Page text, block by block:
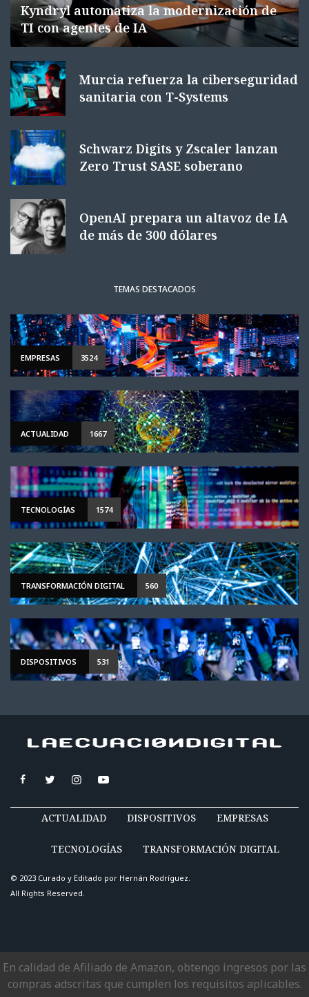
Kyndryl automatiza la modernización de
TI con agentes de IA
Murcia refuerza la ciberseguridad
sanitaria con T-Systems
Schwarz Digits y Zscaler lanzan
Zero Trust SASE soberano
OpenAI prepara un altavoz de IA
de más de 300 dólares
TEMAS DESTACADOS
EMPRESAS 3524
ACTUALIDAD 1667
TECNOLOGÍAS 1574
TRANSFORMACIÓN DIGITAL 560
DISPOSITIVOS 531
ACTUALIDAD DISPOSITIVOS EMPRESAS
TECNOLOGÍAS TRANSFORMACIÓN DIGITAL
© 2023 Curado y Editado por Hernán Rodríguez.
All Rights Reserved.
En calidad de Afiliado de Amazon, obtengo ingresos por las
compras adscritas que cumplen los requisitos aplicables.